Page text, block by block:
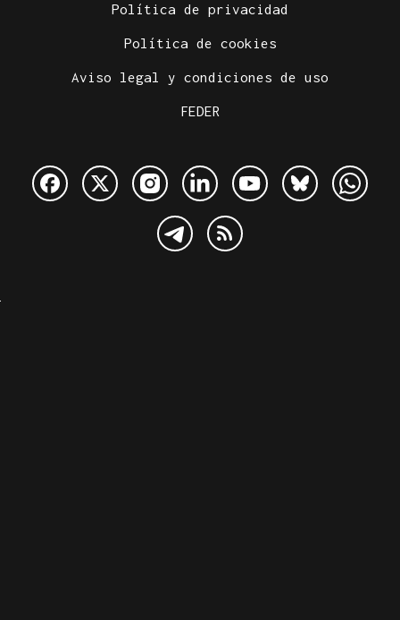
Política de privacidad
Política de cookies
Aviso legal y condiciones de uso
FEDER